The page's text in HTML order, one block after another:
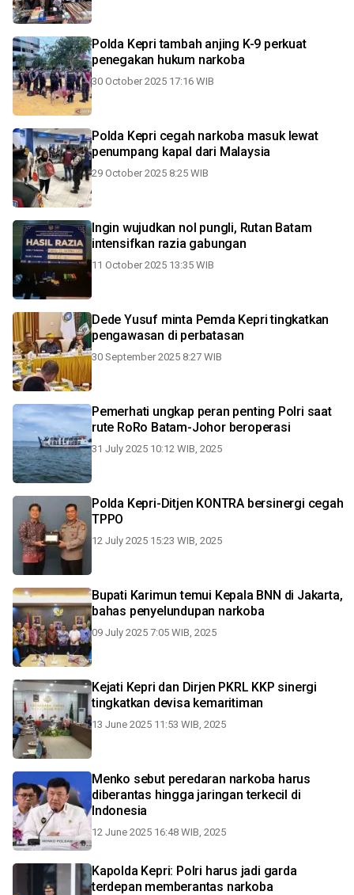
Polda Kepri tambah anjing K-9 perkuat
penegakan hukum narkoba
30 October 2025 17:16 WIB
Polda Kepri cegah narkoba masuk lewat
penumpang kapal dari Malaysia
29 October 2025 8:25 WIB
Ingin wujudkan nol pungli, Rutan Batam
intensifkan razia gabungan
11 October 2025 13:35 WIB
Dede Yusuf minta Pemda Kepri tingkatkan
pengawasan di perbatasan
30 September 2025 8:27 WIB
Pemerhati ungkap peran penting Polri saat
rute RoRo Batam-Johor beroperasi
31 July 2025 10:12 WIB, 2025
Polda Kepri-Ditjen KONTRA bersinergi cegah
TPPO
12 July 2025 15:23 WIB, 2025
Bupati Karimun temui Kepala BNN di Jakarta,
bahas penyelundupan narkoba
09 July 2025 7:05 WIB, 2025
Kejati Kepri dan Dirjen PKRL KKP sinergi
tingkatkan devisa kemaritiman
13 June 2025 11:53 WIB, 2025
Menko sebut peredaran narkoba harus
diberantas hingga jaringan terkecil di
Indonesia
12 June 2025 16:48 WIB, 2025
Kapolda Kepri: Polri harus jadi garda
terdepan memberantas narkoba